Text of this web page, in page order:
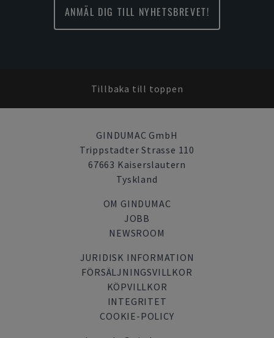
ANMÄL DIG TILL NYHETSBREVET!
Tillbaka till toppen
GINDUMAC GmbH
Trippstadter Strasse 110
67663 Kaiserslautern
Tyskland
OM GINDUMAC
JOBB
NEWSROOM
JURIDISK INFORMATION
FÖRSÄLJNINGSVILLKOR
KÖPVILLKOR
INTEGRITET
COOKIE-POLICY